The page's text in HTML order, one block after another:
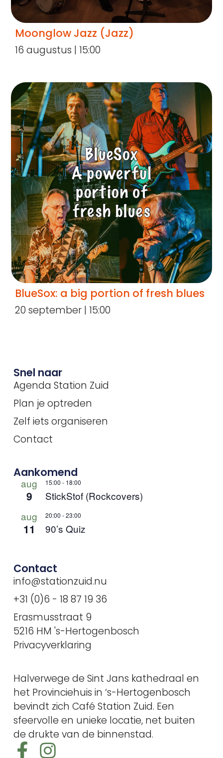
Moonglow Jazz (Jazz)
16 augustus | 15:00
BlueSox: a big portion of fresh blues
20 september | 15:00
Halverwege de Sint Jans kathedraal en
het Provinciehuis in ‘s-Hertogenbosch
bevindt zich Café Station Zuid. Een
sfeervolle en unieke locatie, net buiten
de drukte van de binnenstad.
Snel naar
Agenda Station Zuid
Plan je optreden
Zelf iets organiseren
Contact
Aankomend
aug
9
15:00 - 18:00
StickStof (Rockcovers)
aug
11
20:00 -23:00
90’s Quiz
Contact
info@stationzuid.nu
+31 (0)6 - 18 87 19 36
Erasmusstraat 9
5216 HM 's-Hertogenbosch
Privacyverklaring